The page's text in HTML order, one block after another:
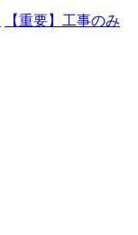
【重要】工事のみ